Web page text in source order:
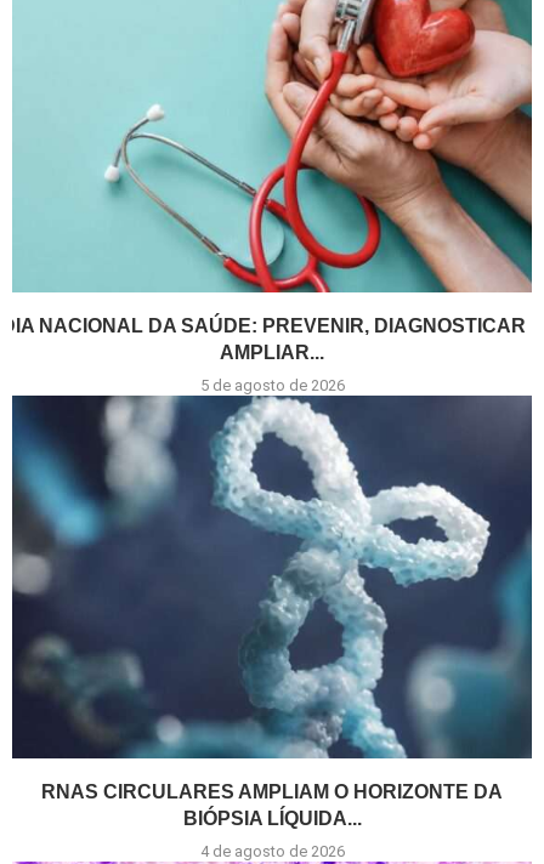
DIA NACIONAL DA SAÚDE: PREVENIR, DIAGNOSTICAR E
AMPLIAR...
5 de agosto de 2026
RNAS CIRCULARES AMPLIAM O HORIZONTE DA
BIÓPSIA LÍQUIDA...
4 de agosto de 2026